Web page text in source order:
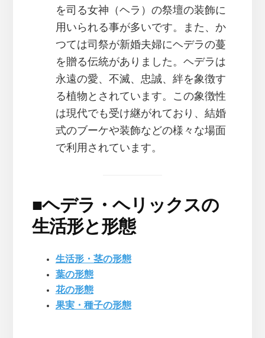
を司る女神（ヘラ）の祭壇の装飾に
用いられる事が多いです。また、か
つては司祭が新婚夫婦にヘデラの蔓
を贈る伝統がありました。ヘデラは
永遠の愛、不滅、忠誠、絆を象徴す
る植物とされています。この象徴性
は現代でも受け継がれており、結婚
式のブーケや装飾などの様々な場面
で利用されています。
■ヘデラ・ヘリックスの
生活形と形態
生活形・茎の形態
葉の形態
花の形態
果実・種子の形態